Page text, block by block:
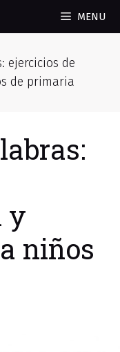
MENU
ejercicios de
de primaria
y
niños